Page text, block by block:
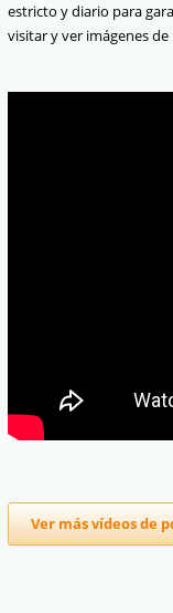
estricto y diario para
visitar y ver imágenes
Ver más vídeos de